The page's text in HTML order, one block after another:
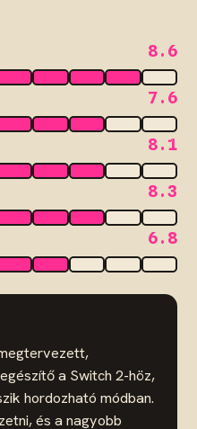
8.6
7.6
8.1
8.3
6.8
a Switch 2-höz,
hordozható módban.
és a nagyobb